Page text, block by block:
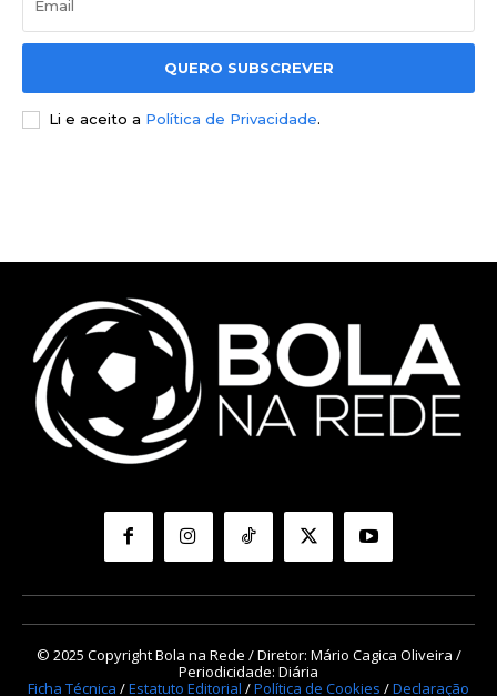
QUERO SUBSCREVER
Li e aceito a Política de Privacidade.
© 2025 Copyright Bola na Rede / Diretor: Mário Cagica Oliveira /
Periodicidade: Diária
Ficha Técnica /Estatuto Editorial /Política de Cookies /Declaração